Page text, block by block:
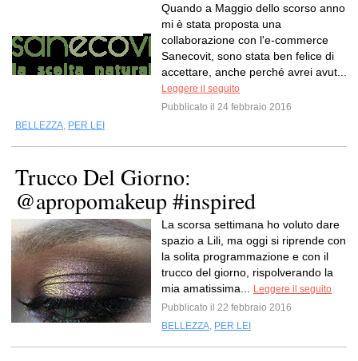
Quando a Maggio dello scorso anno
mi è stata proposta una
collaborazione con l'e-commerce
Sanecovit, sono stata ben felice di
accettare, anche perché avrei avut...
Leggere il seguito
Pubblicato il 24 febbraio 2016
BELLEZZA, PER LEI
Trucco Del Giorno:
@apropomakeup #inspired
La scorsa settimana ho voluto dare
spazio a Lili, ma oggi si riprende con
la solita programmazione e con il
trucco del giorno, rispolverando la
mia amatissima...
Leggere il seguito
Pubblicato il 22 febbraio 2016
BELLEZZA, PER LEI